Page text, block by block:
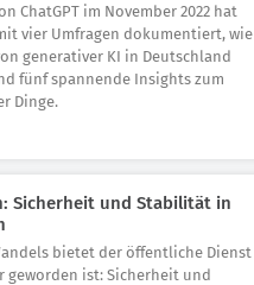
ChatGPT im November 2022 hat
vier Umfragen dokumentiert, wie
generativer KI in Deutschland
fünf spannende Insights zum
Dinge.
Sicherheit und Stabilität in
bietet der öffentliche Dienst
geworden ist: Sicherheit und